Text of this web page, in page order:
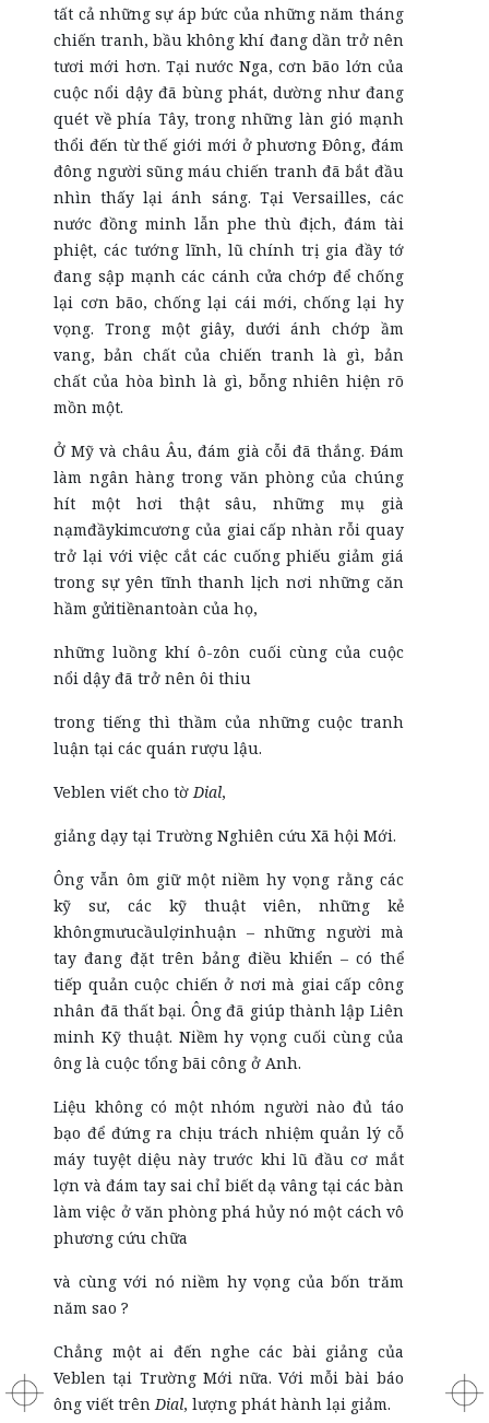
tất cả những sự áp bức của những năm tháng
chiến tranh, bầu không khí đang dần trở nên
tươi mới hơn. Tại nước Nga, cơn bão lớn của
cuộc nổi dậy đã bùng phát, dường như đang
quét về phía Tây, trong những làn gió mạnh
thổi đến từ thế giới mới ở phương Đông, đám
đông người sũng máu chiến tranh đã bắt đầu
nhìn thấy lại ánh sáng. Tại Versailles, các
nước đồng minh lẫn phe thù địch, đám tài
phiệt, các tướng lĩnh, lũ chính trị gia đầy tớ
đang sập mạnh các cánh cửa chớp để chống
lại cơn bão, chống lại cái mới, chống lại hy
vọng. Trong một giây, dưới ánh chớp ầm
vang, bản chất của chiến tranh là gì, bản
chất của hòa bình là gì, bỗng nhiên hiện rõ
mồn một.
Ở Mỹ và châu Âu, đám già cỗi đã thắng. Đám
làm ngân hàng trong văn phòng của chúng
hít một hơi thật sâu, những mụ già
nạmđầykimcương của giai cấp nhàn rỗi quay
trở lại với việc cắt các cuống phiếu giảm giá
trong sự yên tĩnh thanh lịch nơi những căn
hầm gửitiềnantoàn của họ,
những luồng khí ô-zôn cuối cùng của cuộc
nổi dậy đã trở nên ôi thiu
trong tiếng thì thầm của những cuộc tranh
luận tại các quán rượu lậu.
Veblen viết cho tờDial,
giảng dạy tại Trường Nghiên cứu Xã hội Mới.
Ông vẫn ôm giữ một niềm hy vọng rằng các
kỹ sư, các kỹ thuật viên, những kẻ
khôngmưucầulợinhuận – những người mà
tay đang đặt trên bảng điều khiển – có thể
tiếp quản cuộc chiến ở nơi mà giai cấp công
nhân đã thất bại. Ông đã giúp thành lập Liên
minh Kỹ thuật. Niềm hy vọng cuối cùng của
ông là cuộc tổng bãi công ở Anh.
Liệu không có một nhóm người nào đủ táo
bạo để đứng ra chịu trách nhiệm quản lý cỗ
máy tuyệt diệu này trước khi lũ đầu cơ mắt
lợn và đám tay sai chỉ biết dạ vâng tại các bàn
làm việc ở văn phòng phá hủy nó một cách vô
phương cứu chữa
và cùng với nó niềm hy vọng của bốn trăm
năm sao ?
Chẳng một ai đến nghe các bài giảng của
Veblen tại Trường Mới nữa. Với mỗi bài báo
ông viết trênDial, lượng phát hành lại giảm.